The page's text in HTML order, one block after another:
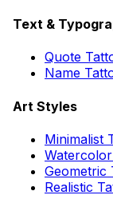
Text &
Quote
Name
Art Styles
Minimalist
Geometric
Realistic